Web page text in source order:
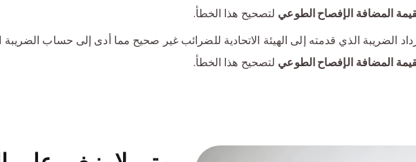
المضافة الإفصاح الطوعي لتصحيح هذا الخطأ.
الضريبة الذي قدمته إلى الهيئة الاتحادية للضرائب غير صحيح مما أدى إلى حساب
المضافة الإفصاح الطوعي لتصحيح هذا الخطأ.